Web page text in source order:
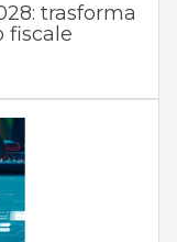
trasforma
fiscale